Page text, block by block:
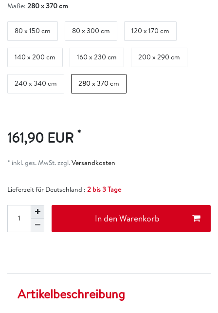
Maße: 280 x 370 cm
80 x 150 cm 80 x 300 cm 120 x 170 cm
140 x 200 cm 160 x 230 cm 200 x 290 cm
240 x 340 cm 280 x 370 cm
161,90 EUR *
* inkl. ges. MwSt. zzgl.Versandkosten
Lieferzeit für Deutschland : 2 bis 3 Tage
In den Warenkorb
Artikelbeschreibung